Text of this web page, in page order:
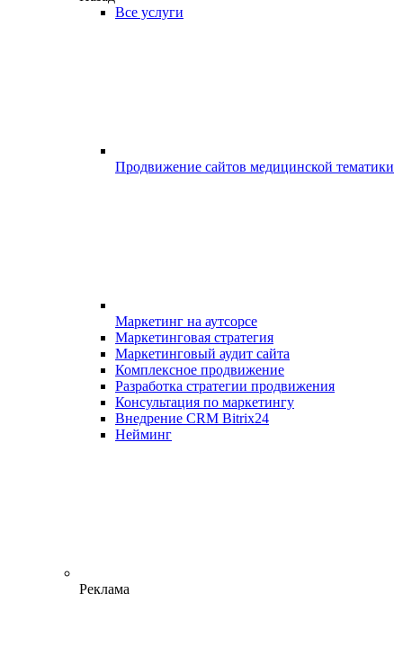
Все услуги
Продвижение сайтов медицинской тематики
Маркетинг на аутсорсе
Маркетинговая стратегия
Маркетинговый аудит сайта
Комплексное продвижение
Разработка стратегии продвижения
Консультация по маркетингу
Внедрение CRM Bitrix24
Нейминг
Реклама